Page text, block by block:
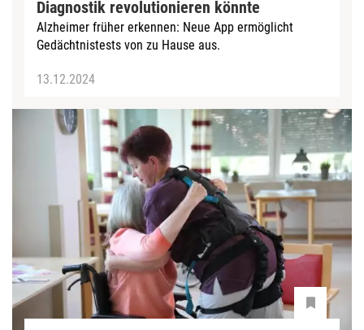
Diagnostik revolutionieren könnte
Alzheimer früher erkennen: Neue App ermöglicht
Gedächtnistests von zu Hause aus.
13.12.2024